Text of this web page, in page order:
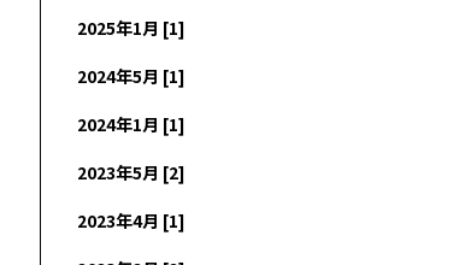
2025年1月 [1]
2024年5月 [1]
2024年1月 [1]
2023年5月 [2]
2023年4月 [1]